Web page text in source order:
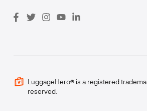
LuggageHero® is a registered
reserved.